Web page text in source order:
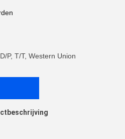
P, T/T, Western Union